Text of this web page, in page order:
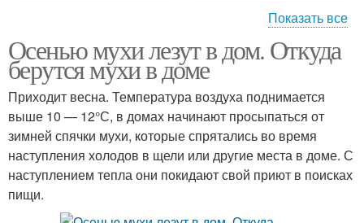
Борьба с мухами Лента от мух
Пылесос от мух
Показать все
Осенью мухи лезут в дом. Откуда
берутся мухи в доме
Приходит весна. Температура воздуха поднимается
выше 10 — 12°С, в домах начинают просыпаться от
зимней спячки мухи, которые спрятались во время
наступления холодов в щели или другие места в доме. С
наступлением тепла они покидают свой приют в поисках
пищи.